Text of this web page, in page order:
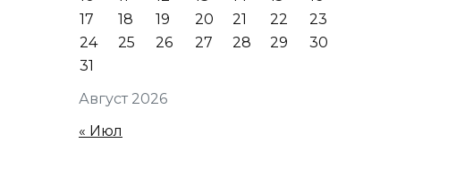
Август 2026
17
18 19 20 21 22
23
24
25 26 27 28 29
30
31
« Июл